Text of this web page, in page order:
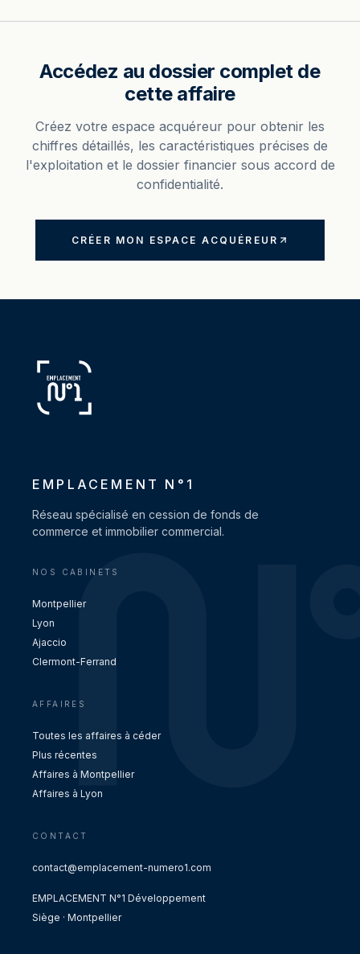
Accédez au dossier complet de
cette affaire
Créez votre espace acquéreur pour obtenir les
chiffres détaillés, les caractéristiques précises de
l'exploitation et le dossier financier sous accord de
confidentialité.
CRÉER MON ESPACE ACQUÉREUR
EMPLACEMENT N°1
Réseau spécialisé en cession de fonds de
commerce et immobilier commercial.
NOS CABINETS
Montpellier
Lyon
Ajaccio
Clermont-Ferrand
AFFAIRES
Toutes les affaires à céder
Plus récentes
Affaires à Montpellier
Affaires à Lyon
CONTACT
contact@emplacement-numero1.com
EMPLACEMENT N°1 Développement
Siège · Montpellier